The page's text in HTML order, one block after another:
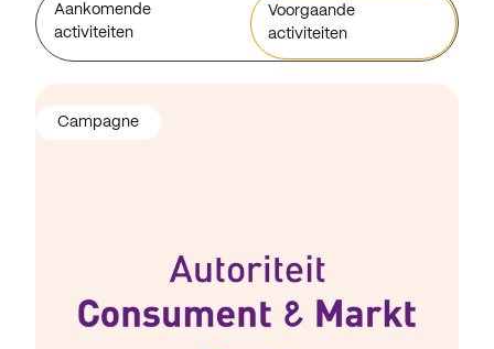
Aankomende
activiteiten
Voorgaande
activiteiten
Campagne